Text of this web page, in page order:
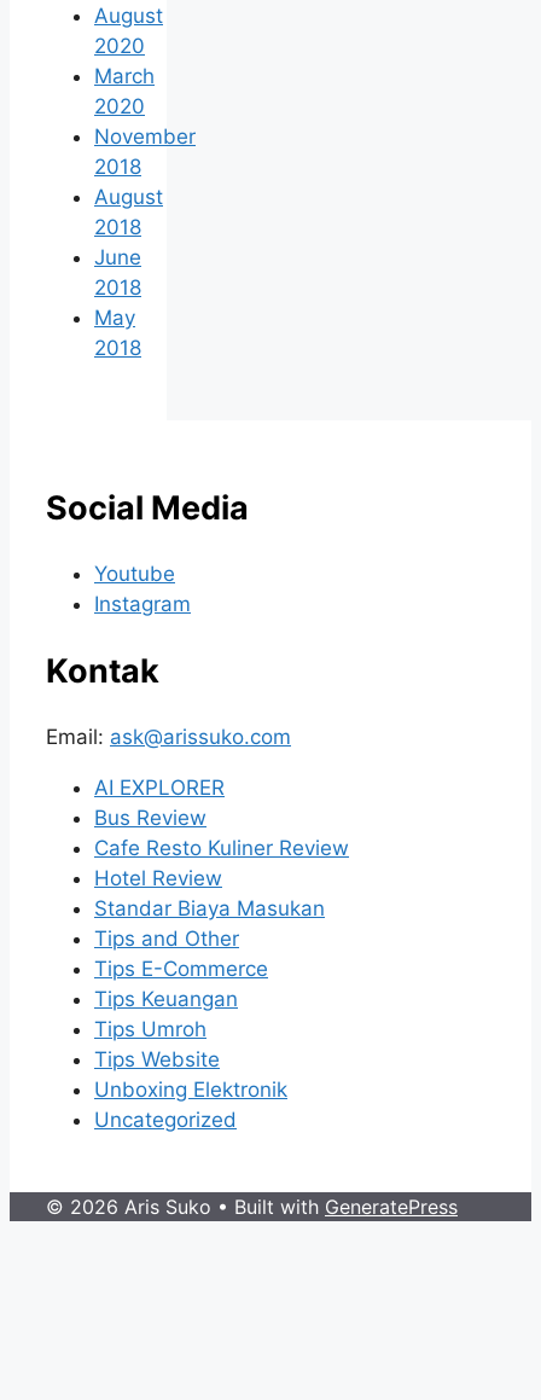
August
2020
March
2020
November
2018
August
2018
June
2018
May
2018
Social Media
Youtube
Instagram
Kontak
Email: ask@arissuko.com
AI EXPLORER
Bus Review
Cafe Resto Kuliner Review
Hotel Review
Standar Biaya Masukan
Tips and Other
Tips E-Commerce
Tips Keuangan
Tips Umroh
Tips Website
Unboxing Elektronik
Uncategorized
© 2026 Aris Suko • Built with GeneratePress